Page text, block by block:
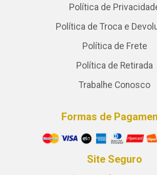
Política de
Política de Troca e
Política de Frete
Política de Retirada
Trabalhe Conosco
Formas de
Site Seguro